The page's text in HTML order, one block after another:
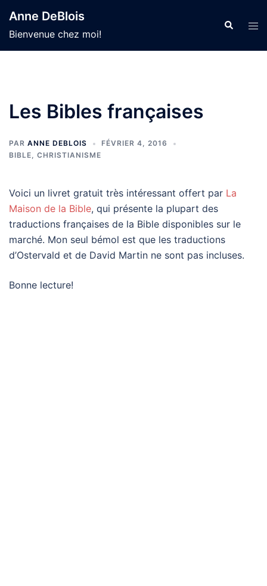
au
contenu
Anne DeBlois
Bienvenue chez moi!
Les Bibles françaises
PAR ANNE DEBLOIS
FÉVRIER 4, 2016
BIBLE, CHRISTIANISME
Voici un livret gratuit très intéressant offert par La
Maison de la Bible, qui présente la plupart des
traductions françaises de la Bible disponibles sur le
marché. Mon seul bémol est que les traductions
d’Ostervald et de David Martin ne sont pas incluses.
Bonne lecture!